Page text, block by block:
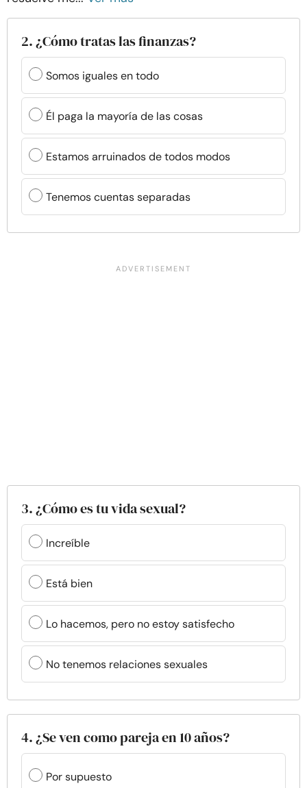
2. ¿Cómo tratas las finanzas?
Somos iguales en todo
Él paga la mayoría de las cosas
Estamos arruinados de todos modos
Tenemos cuentas separadas
3. ¿Cómo es tu vida sexual?
Increíble
Está bien
Lo hacemos, pero no estoy satisfecho
No tenemos relaciones sexuales
4. ¿Se ven como pareja en 10 años?
Por supuesto